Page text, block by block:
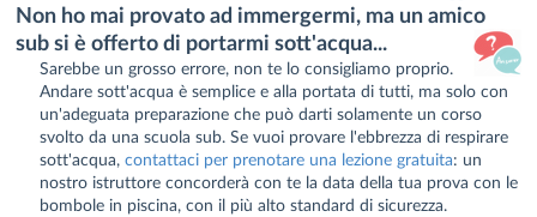
Non ho mai provato ad immergermi, ma un amico
sub si è offerto di portarmi sott'acqua...
Sarebbe un grosso errore, non te lo consigliamo proprio.
Andare sott'acqua è semplice e alla portata di tutti, ma solo con
un'adeguata preparazione che può darti solamente un corso
svolto da una scuola sub. Se vuoi provare l'ebbrezza di respirare
sott'acqua,contattaci per prenotare una lezione gratuita: un
nostro istruttore concorderà con te la data della tua prova con le
bombole in piscina, con il più alto standard di sicurezza.